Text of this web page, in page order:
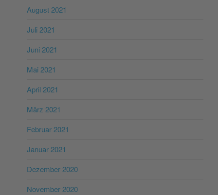
August 2021
Juli 2021
Juni 2021
Mai 2021
April 2021
März 2021
Februar 2021
Januar 2021
Dezember 2020
November 2020